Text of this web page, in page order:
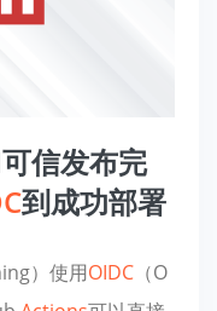
信发布完
到成功部署
）使用OIDC （O